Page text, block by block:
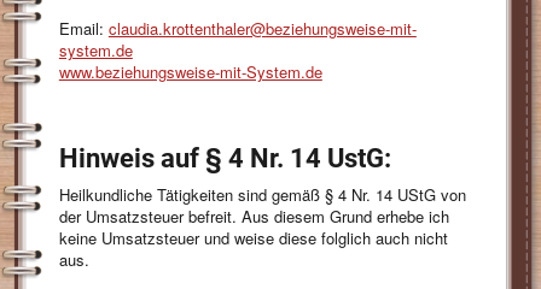
Email: claudia.krottenthaler@beziehungsweise-mit-
system.de
www.beziehungsweise-mit-System.de
Hinweis auf § 4 Nr. 14 UstG:
Heilkundliche Tätigkeiten sind gemäß § 4 Nr. 14 UStG von
der Umsatzsteuer befreit. Aus diesem Grund erhebe ich
keine Umsatzsteuer und weise diese folglich auch nicht
aus.